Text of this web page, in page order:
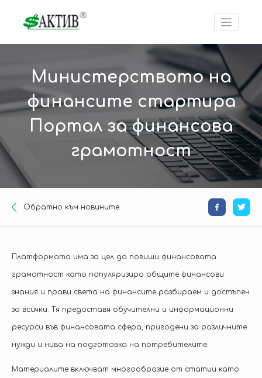
Министерството на
финансите стартира
Портал за финансова
грамотност
Oбратно към новините
Платформата има за цел да повиши финансовата
грамотност като популяризира общите финансови
знания и прави света на финансите разбираем и достъпен
за всички. Тя предоставя обучителни и информационни
ресурси във финансовата сфера, пригодени за различните
нужди и нива на подготовка на потребителите.
Материалите включват многообразие от статии като